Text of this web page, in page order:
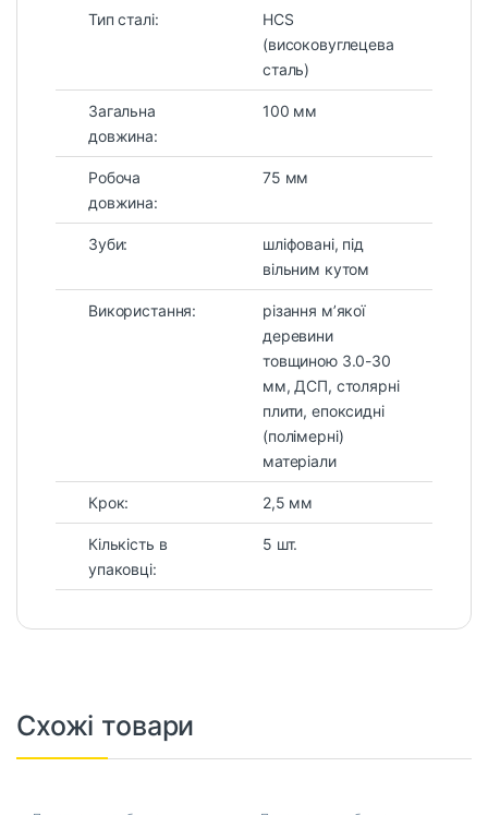
Тип сталі:
HСS
(високовуглецева
сталь)
Загальна
довжина:
100 мм
Робоча
довжина:
75 мм
Зуби:
шліфовані, під
вільним кутом
Використання:
різання м’якої
деревини
товщиною 3.0-30
мм, ДСП, столярні
плити, епоксидні
(полімерні)
матеріали
Крок: 2,5 мм
Кількість в
упаковці:
5 шт.
Схожі товари